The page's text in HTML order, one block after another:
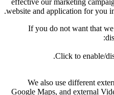
website and application for you
If you do not want that
Click to enable/
We also use different
Google Maps, and external